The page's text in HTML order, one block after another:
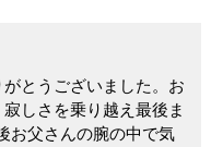
とうございました。お
しさを乗り越え最後ま
お父さんの腕の中で気